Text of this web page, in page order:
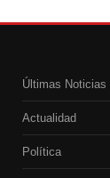
Últimas Noticias
Actualidad
Política